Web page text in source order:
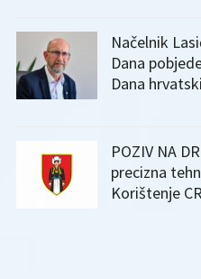
Načelnik
Dana
Dana
POZIV NA
precizna
Korištenje